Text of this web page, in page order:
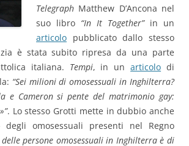
Telegraph Matthew D’Ancona nel
suo libro “In It Together”in un
articolo pubblicato dallo stesso
è stata subito ripresa da una parte
italiana. Tempi, in unarticolo di
“Sei milioni di omosessuali in Inghilterra?
e Cameron si pente del matrimonio gay:
. Lo stesso Grotti mette in dubbio anche
omosessuali presenti nel Regno
persone omosessuali in Inghilterra è di